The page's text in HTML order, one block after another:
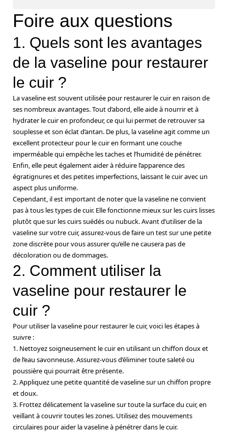
Foire aux questions
1. Quels sont les avantages
de la vaseline pour restaurer
le cuir ?
La vaseline est souvent utilisée pour restaurer le cuir en raison de
ses nombreux avantages. Tout d’abord, elle aide à nourrir et à
hydrater le cuir en profondeur, ce qui lui permet de retrouver sa
souplesse et son éclat d’antan. De plus, la vaseline agit comme un
excellent protecteur pour le cuir en formant une couche
imperméable qui empêche les taches et l’humidité de pénétrer.
Enfin, elle peut également aider à réduire l’apparence des
égratignures et des petites imperfections, laissant le cuir avec un
aspect plus uniforme.
Cependant, il est important de noter que la vaseline ne convient
pas à tous les types de cuir. Elle fonctionne mieux sur les cuirs lisses
plutôt que sur les cuirs suédés ou nubuck. Avant d’utiliser de la
vaseline sur votre cuir, assurez-vous de faire un test sur une petite
zone discrète pour vous assurer qu’elle ne causera pas de
décoloration ou de dommages.
2. Comment utiliser la
vaseline pour restaurer le
cuir ?
Pour utiliser la vaseline pour restaurer le cuir, voici les étapes à
suivre :
1. Nettoyez soigneusement le cuir en utilisant un chiffon doux et
de l’eau savonneuse. Assurez-vous d’éliminer toute saleté ou
poussière qui pourrait être présente.
2. Appliquez une petite quantité de vaseline sur un chiffon propre
et doux.
3. Frottez délicatement la vaseline sur toute la surface du cuir, en
veillant à couvrir toutes les zones. Utilisez des mouvements
circulaires pour aider la vaseline à pénétrer dans le cuir.